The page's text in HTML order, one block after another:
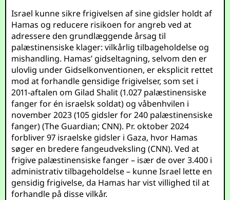
Israel kunne sikre frigivelsen af sine gidsler holdt af
Hamas og reducere risikoen for angreb ved at
adressere den grundlæggende årsag til
palæstinensiske klager: vilkårlig tilbageholdelse og
mishandling. Hamas’ gidseltagning, selvom den er
ulovlig under Gidselkonventionen, er eksplicit rettet
mod at forhandle gensidige frigivelser, som set i
2011-aftalen om Gilad Shalit (1.027 palæstinensiske
fanger for én israelsk soldat) og våbenhvilen i
november 2023 (105 gidsler for 240 palæstinensiske
fanger) (The Guardian; CNN). Pr. oktober 2024
forbliver 97 israelske gidsler i Gaza, hvor Hamas
søger en bredere fangeudveksling (CNN). Ved at
frigive palæstinensiske fanger – især de over 3.400 i
administrativ tilbageholdelse – kunne Israel lette en
gensidig frigivelse, da Hamas har vist villighed til at
forhandle på disse vilkår.